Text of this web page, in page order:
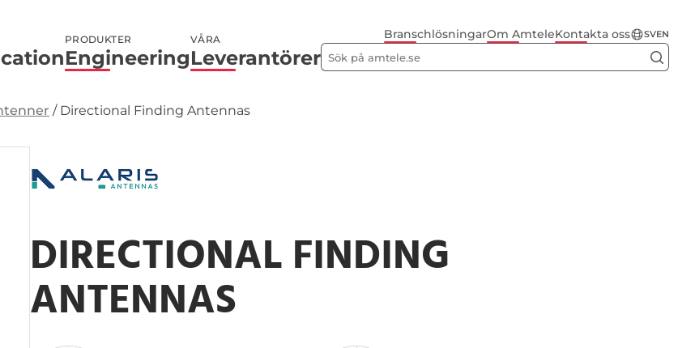
PRODUKTER
Engineering
VÅRA
Leverantörer
BranschlösningarOm AmteleKontakta oss SVEN
/ Directional Finding Antennas
DIRECTIONAL FINDING
ANTENNAS